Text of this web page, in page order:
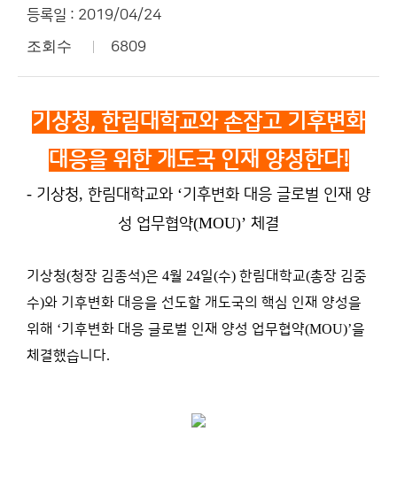
등록일 : 2019/04/24
조회수 6809
기상청, 한림대학교와 손잡고 기후변화
대응을 위한 개도국 인재 양성한다!
- 기상청, 한림대학교와 ‘기후변화 대응 글로벌 인재 양
성 업무협약(MOU)’ 체결
기상청(청장 김종석)은 4월 24일(수) 한림대학교(총장 김중
수)와 기후변화 대응을 선도할 개도국의 핵심 인재 양성을
위해 ‘기후변화 대응 글로벌 인재 양성 업무협약(MOU)’을
체결했습니다.